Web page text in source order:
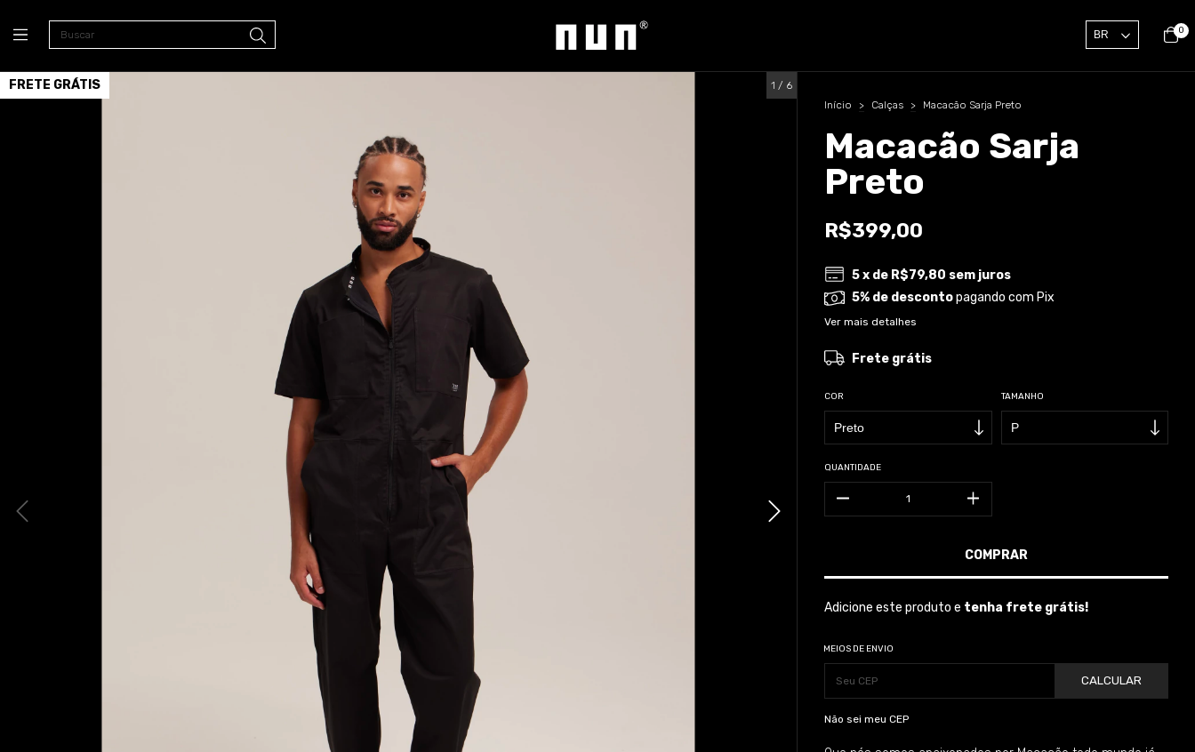
0
FRETE GRÁTIS 1 / 6
Início
> Calças > Macacão Sarja Preto
Macacão Sarja
Preto
R$399,00
5x de R$79,80 sem juros
5% de descontopagando com Pix
Ver mais detalhes
Frete grátis
COR TAMANHO
QUANTIDADE
Adicione este produto e tenha frete grátis!
MEIOS DE ENVIO
CALCULAR
Não sei meu CEP